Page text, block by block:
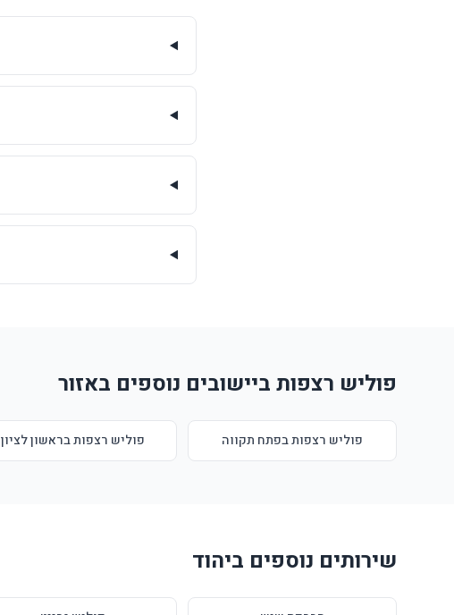
פוליש רצפות ביישובים נוספים באזור
פוליש רצפות בפתח תקווה פוליש רצפות בראשון לציון
שירותים נוספים ביהוד